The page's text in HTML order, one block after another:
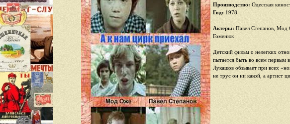
Производство: Одесская
Год: 1978
Актеры: Павел Степанов, Мод
Гоменюк
Детский фильм о нелегких
пытается быть во всем первым
Лукашов обзывает при всех
не трус он ни какой, а артист